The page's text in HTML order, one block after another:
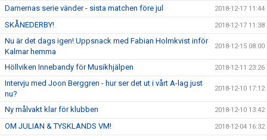
Damernas serie vänder - sista matchen före jul 2018-12-17 11:44
SKÅNEDERBY! 2018-12-17 11:38
Nu är det dags igen! Uppsnack med Fabian Holmkvist inför
Kalmar hemma
2018-12-15 08:00
Höllviken Innebandy för Musikhjälpen 2018-12-11 23:26
Intervju med Joon Berggren - hur ser det ut i vårt A-lag just
nu?
2018-12-10 17:12
Ny målvakt klar för klubben 2018-12-10 13:42
OM JULIAN & TYSKLANDS VM! 2018-12-04 16:32